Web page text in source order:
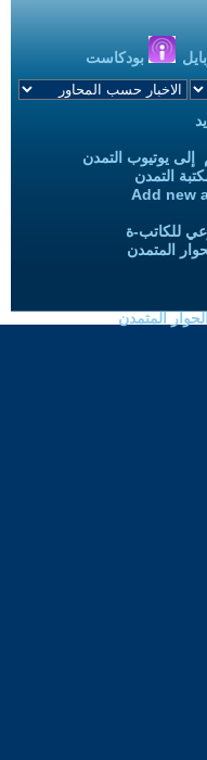
بودكاست
إلى يوتيوب التمدن
التمدن
Add new
للكاتب-ة
المتمدن
المتمدن